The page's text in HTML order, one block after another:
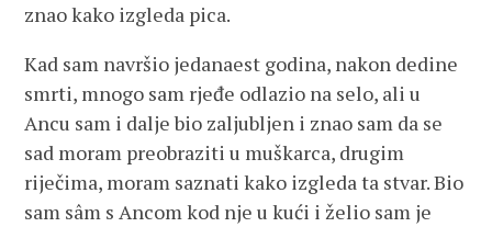
znao kako izgleda pica.
Kad sam navršio jedanaest godina, nakon dedine
smrti, mnogo sam rjeđe odlazio na selo, ali u
Ancu sam i dalje bio zaljubljen i znao sam da se
sad moram preobraziti u muškarca, drugim
riječima, moram saznati kako izgleda ta stvar. Bio
sam sâm s Ancom kod nje u kući i želio sam je